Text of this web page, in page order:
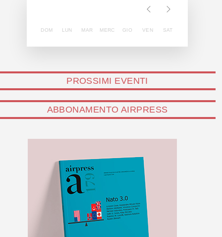
DOM LUN MAR MERC GIO VEN SAT
PROSSIMI EVENTI
ABBONAMENTO AIRPRESS